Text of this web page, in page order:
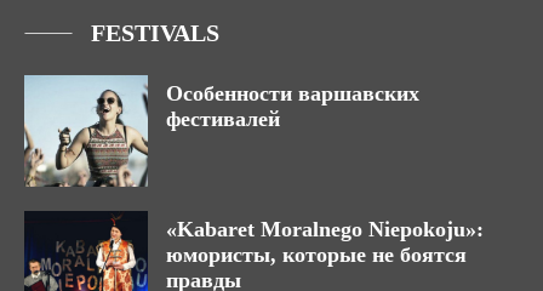
FESTIVALS
Особенности варшавских
фестивалей
«Kabaret Moralnego Niepokoju»:
юмористы, которые не боятся
правды